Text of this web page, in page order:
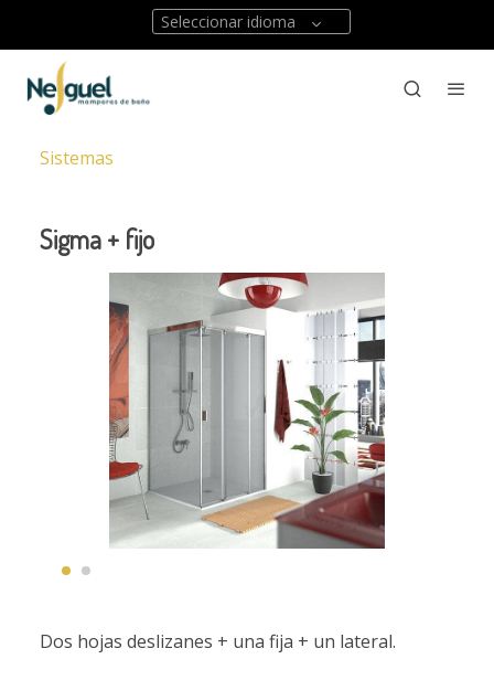
Seleccionar idioma
Sistemas
Sigma + fijo
Dos hojas deslizanes + una fija + un lateral.